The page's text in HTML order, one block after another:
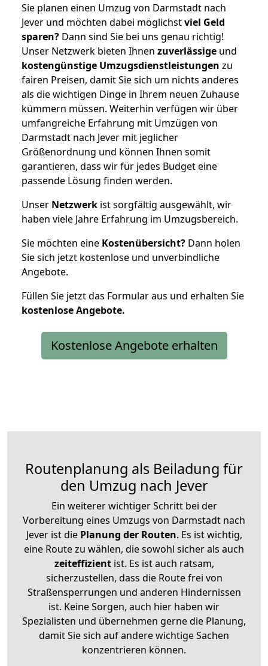
Sie planen einen Umzug von Darmstadt nach
Jever und möchten dabei möglichstviel Geld
sparen? Dann sind Sie bei uns genau richtig!
Unser Netzwerk bieten Ihnen zuverlässige und
kostengünstige Umzugsdienstleistungen zu
fairen Preisen, damit Sie sich um nichts anderes
als die wichtigen Dinge in Ihrem neuen Zuhause
kümmern müssen. Weiterhin verfügen wir über
umfangreiche Erfahrung mit Umzügen von
Darmstadt nach Jever mit jeglicher
Größenordnung und können Ihnen somit
garantieren, dass wir für jedes Budget eine
passende Lösung finden werden.
Unser Netzwerk ist sorgfältig ausgewählt, wir
haben viele Jahre Erfahrung im Umzugsbereich.
Sie möchten eine Kostenübersicht? Dann holen
Sie sich jetzt kostenlose und unverbindliche
Angebote.
Füllen Sie jetzt das Formular aus und erhalten Sie
kostenloseAngebote.
Kostenlose Angebote erhalten
Routenplanung als Beiladung für
den Umzug nach Jever
Ein weiterer wichtiger Schritt bei der
Vorbereitung eines Umzugs von Darmstadt nach
Jever ist diePlanung der Routen. Es ist wichtig,
eine Route zu wählen, die sowohl sicher als auch
zeiteffizientist. Es ist auch ratsam,
sicherzustellen, dass die Route frei von
Straßensperrungen und anderen Hindernissen
ist. Keine Sorgen, auch hier haben wir
Spezialisten und übernehmen gerne die Planung,
damit Sie sich auf andere wichtige Sachen
konzentrieren können.